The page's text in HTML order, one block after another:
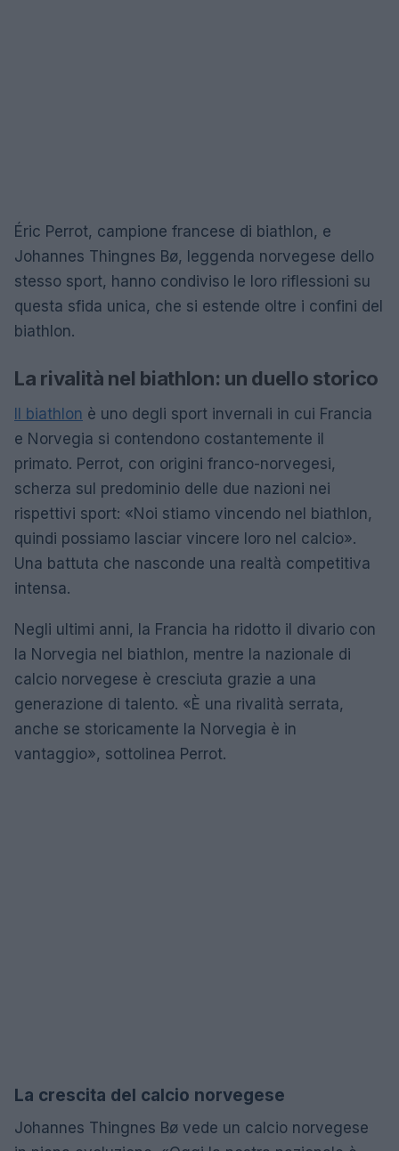
Éric Perrot, campione francese di biathlon, e
Johannes Thingnes Bø, leggenda norvegese dello
stesso sport, hanno condiviso le loro riflessioni su
questa sfida unica, che si estende oltre i confini del
biathlon.
La rivalità nel biathlon: un duello storico
Il biathlon è uno degli sport invernali in cui Francia
e Norvegia si contendono costantemente il
primato. Perrot, con origini franco-norvegesi,
scherza sul predominio delle due nazioni nei
rispettivi sport: «Noi stiamo vincendo nel biathlon,
quindi possiamo lasciar vincere loro nel calcio».
Una battuta che nasconde una realtà competitiva
intensa.
Negli ultimi anni, la Francia ha ridotto il divario con
la Norvegia nel biathlon, mentre la nazionale di
calcio norvegese è cresciuta grazie a una
generazione di talento. «È una rivalità serrata,
anche se storicamente la Norvegia è in
vantaggio», sottolinea Perrot.
La crescita del calcio norvegese
Johannes Thingnes Bø vede un calcio norvegese